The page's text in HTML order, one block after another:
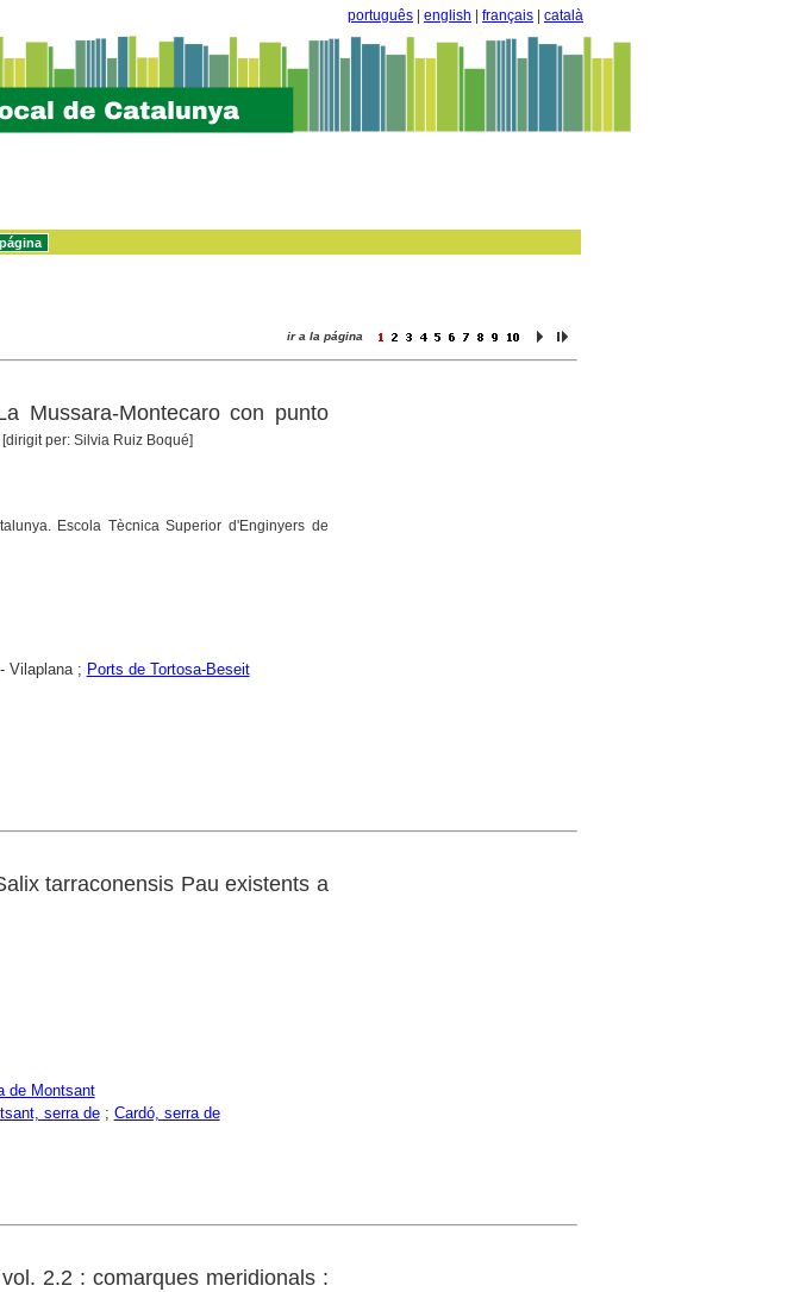
português english français català
ir a la página
Mussara-Montecaro con punto
per: Silvia Ruiz Boqué]
Escola Tècnica Superior d'Enginyers de
Vilaplana ; Ports de Tortosa-Beseit
tarraconensis Pau existents a
de Montsant
serra de; Cardó, serra de
2.2 : comarques meridionals :